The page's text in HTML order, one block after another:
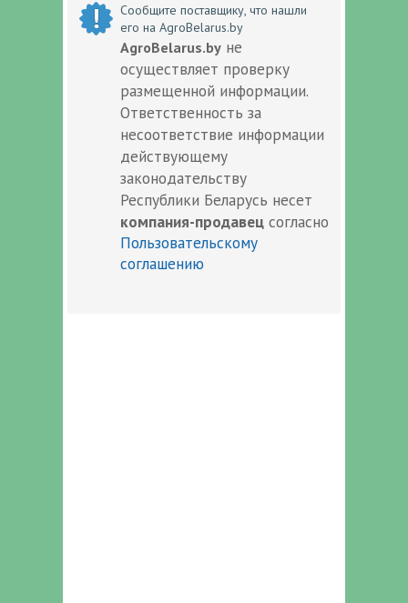
Сообщите поставщику, что нашли
его на AgroBelarus.by
AgroBelarus.by не
осуществляет проверку
размещенной информации.
Ответственность за
несоответствие информации
действующему
законодательству
Республики Беларусь несет
компания-продавец согласно
Пользовательскому
соглашению